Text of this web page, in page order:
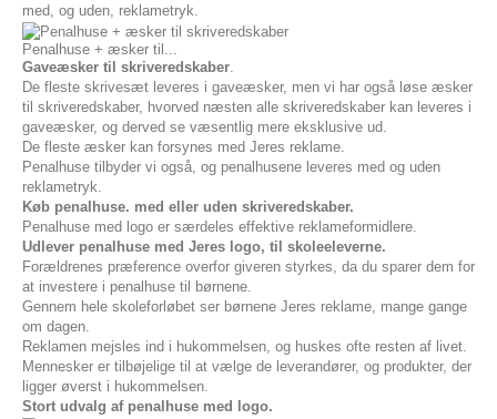
med, og uden, reklametryk.
Penalhuse + æsker til...
Gaveæsker til skriveredskaber
De fleste skrivesæt leveres i gaveæsker, men vi har også løse æsker
til skriveredskaber, hvorved næsten alle skriveredskaber kan leveres i
gaveæsker, og derved se væsentlig mere eksklusive ud.
De fleste æsker kan forsynes med Jeres reklame.
Penalhuse tilbyder vi også, og penalhusene leveres med og uden
reklametryk.
Køb penalhuse. med eller uden skriveredskaber.
Penalhuse med logo er særdeles effektive reklameformidlere.
Udlever penalhuse med Jeres logo, til skoleeleverne.
Forældrenes præference overfor giveren styrkes, da du sparer dem for
at investere i penalhuse til børnene.
Gennem hele skoleforløbet ser børnene Jeres reklame, mange gange
om dagen.
Reklamen mejsles ind i hukommelsen, og huskes ofte resten af livet.
Mennesker er tilbøjelige til at vælge de leverandører, og produkter, der
ligger øverst i hukommelsen.
Stort udvalg af penalhuse med logo.